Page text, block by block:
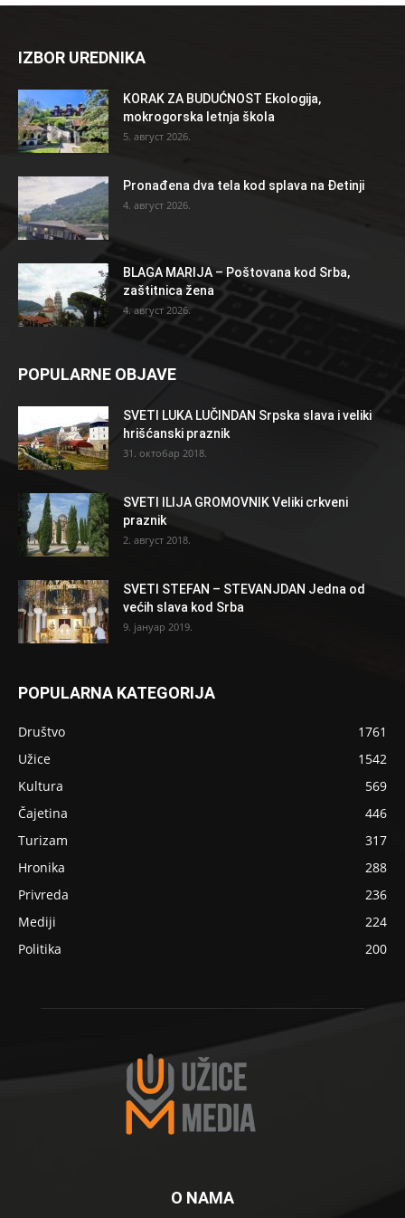
IZBOR UREDNIKA
KORAK ZA BUDUĆNOST Ekologija,
mokrogorska letnja škola
5. август 2026.
Pronađena dva tela kod splava na Đetinji
4. август 2026.
BLAGA MARIJA – Poštovana kod Srba,
zaštitnica žena
4. август 2026.
POPULARNE OBJAVE
SVETI LUKA LUČINDAN Srpska slava i veliki
hrišćanski praznik
31. октобар 2018.
SVETI ILIJA GROMOVNIK Veliki crkveni
praznik
2. август 2018.
SVETI STEFAN – STEVANJDAN Jedna od
većih slava kod Srba
9. јануар 2019.
POPULARNA KATEGORIJA
Društvo
1761
Užice
1542
Kultura
569
Čajetina
446
Turizam
317
Hronika
288
Privreda
236
Mediji
224
Politika
200
O NAMA